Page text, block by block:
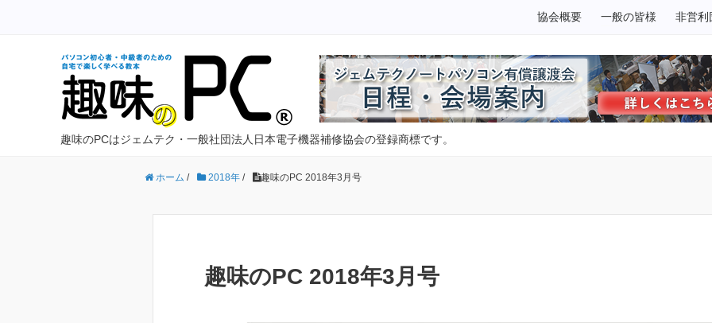
協会概要 一般の皆様 非営利
趣味のPCはジェムテク・一般社団法人日本電子機器補修協会の登録商標です。
ホーム / 2018年 / 趣味のPC 2018年3月号
趣味のPC 2018年3月号